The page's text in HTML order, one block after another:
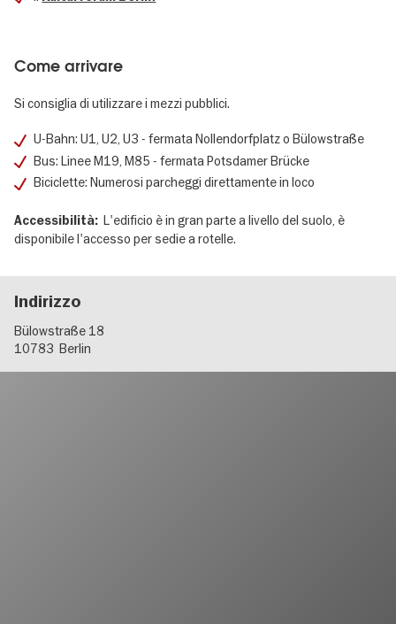
Come arrivare
Si consiglia di utilizzare i mezzi pubblici.
U-Bahn: U1, U2, U3 - fermata Nollendorfplatz o Bülowstraße
Bus: Linee M19, M85 - fermata Potsdamer Brücke
Biciclette: Numerosi parcheggi direttamente in loco
Accessibilità: L'edificio è in gran parte a livello del suolo, è
disponibile l'accesso per sedie a rotelle.
Indirizzo
Bülowstraße 18
10783 Berlin